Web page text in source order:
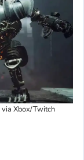
via Xbox/Twitch